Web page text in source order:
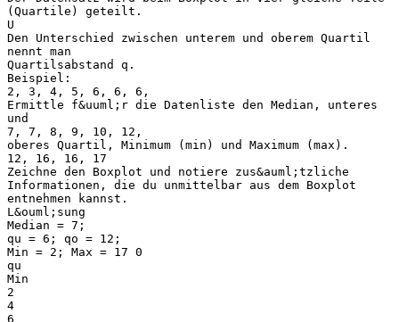
(Quartile) geteilt.
U
Den Unterschied zwischen unterem und oberem Quartil
nennt man
Quartilsabstand q.
Beispiel:
2, 3, 4, 5, 6, 6, 6,
Ermittle f&uuml;r die Datenliste den Median, unteres
und
7, 7, 8, 9, 10, 12,
oberes Quartil, Minimum (min) und Maximum (max).
12, 16, 16, 17
Zeichne den Boxplot und notiere zus&auml;tzliche
Informationen, die du unmittelbar aus dem Boxplot
entnehmen kannst.
L&ouml;sung
Median = 7;
qu = 6; qo = 12;
Min = 2; Max = 17 0
qu
Min
2
4
6